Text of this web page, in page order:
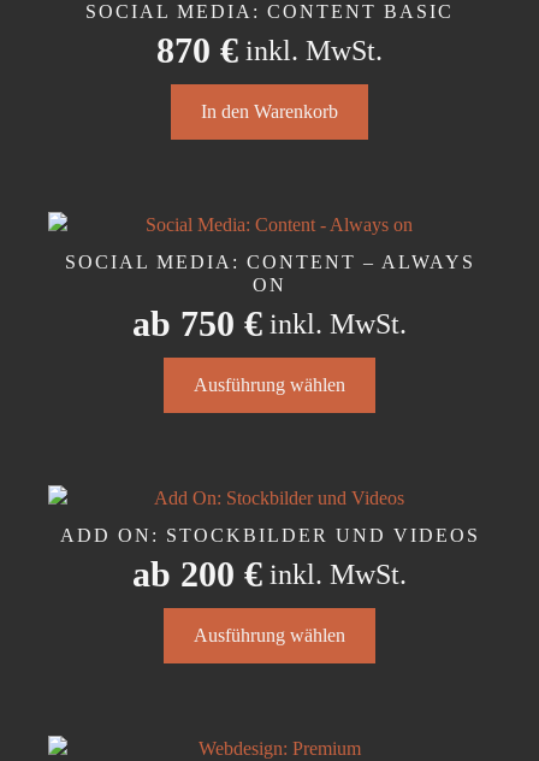
SOCIAL MEDIA: CONTENT BASIC
870 € inkl. MwSt.
In den Warenkorb
SOCIAL MEDIA: CONTENT – ALWAYS
ON
ab 750 € inkl. MwSt.
Ausführung wählen
Produkt
auf.
Die
können
auf
Produktseite
ADD ON: STOCKBILDER UND VIDEOS
ab 200 € inkl. MwSt.
Ausführung wählen
Produkt